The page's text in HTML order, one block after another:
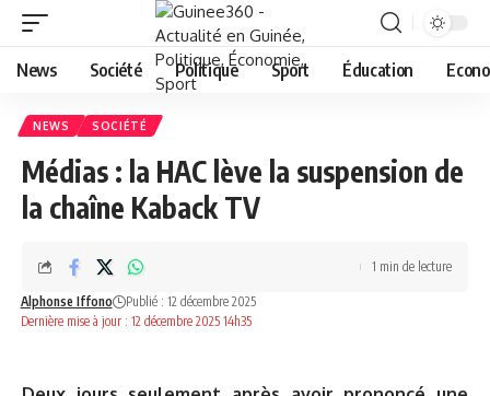
News Société Politique Sport Éducation
NEWS SOCIÉTÉ
Médias : la HAC lève la suspension de
la chaîne Kaback TV
Dernière mise à jour : 12 décembre 2025 14h35
Alphonse Iffono Publié : 12 décembre 2025
1 min de lecture